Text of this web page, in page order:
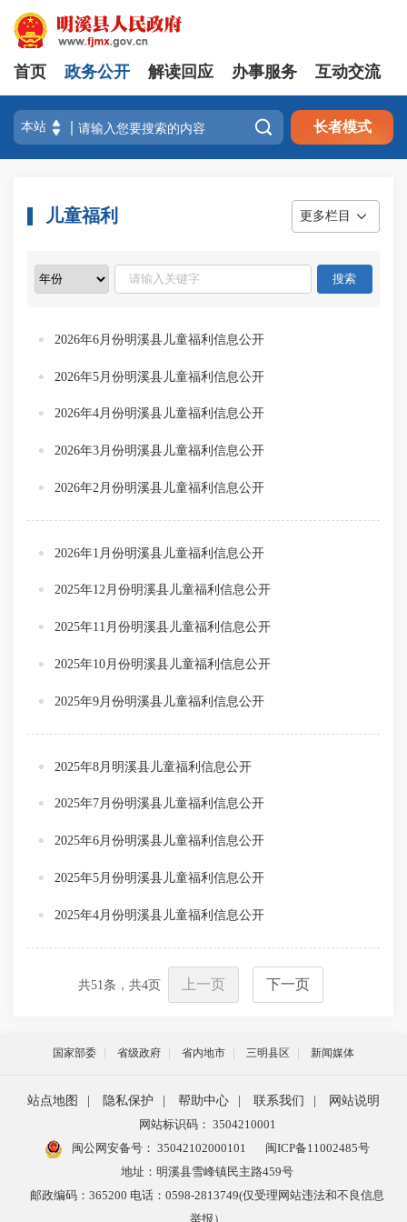
首页 政务公开 解读回应 办事服务 互动交流
 长者模式
儿童福利 更多栏目
2026年6月份明溪县儿童福利信息公开
2026年5月份明溪县儿童福利信息公开
2026年4月份明溪县儿童福利信息公开
2026年3月份明溪县儿童福利信息公开
2026年2月份明溪县儿童福利信息公开
2026年1月份明溪县儿童福利信息公开
2025年12月份明溪县儿童福利信息公开
2025年11月份明溪县儿童福利信息公开
2025年10月份明溪县儿童福利信息公开
2025年9月份明溪县儿童福利信息公开
2025年8月明溪县儿童福利信息公开
2025年7月份明溪县儿童福利信息公开
2025年6月份明溪县儿童福利信息公开
2025年5月份明溪县儿童福利信息公开
2025年4月份明溪县儿童福利信息公开
共51条，共4页 上一页 下一页
国家部委 省级政府 省内地市 三明县区 新闻媒体
站点地图 | 隐私保护 | 帮助中心 | 联系我们 |
网站说明
网站标识码： 3504210001
闽公网安备号： 35042102000101
闽ICP备11002485号
地址：明溪县雪峰镇民主路459号
邮政编码：365200 电话：0598-2813749(仅受理网站违法和不良信息
举报）